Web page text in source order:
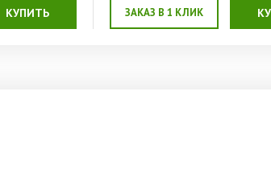
КУПИТЬ ЗАКАЗ В 1 КЛИК